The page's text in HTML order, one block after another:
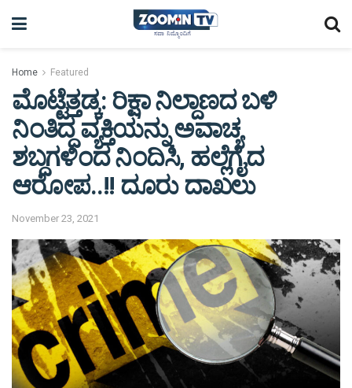
Home Featured
ಮೊಟ್ಟೆತ್ತಡ್ಕ: ರಿಕ್ಷಾ ನಿಲ್ದಾಣದ ಬಳಿ
ನಿಂತಿದ್ದ ವ್ಯಕ್ತಿಯನ್ನು ಅವಾಚ್ಯ
ಶಬ್ದಗಳಿಂದ ನಿಂದಿಸಿ, ಹಲ್ಲೆಗೈದ
ಆರೋಪ..!! ದೂರು ದಾಖಲು
November 23, 2021